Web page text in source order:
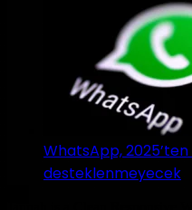
WhatsApp,
desteklenmeyecek